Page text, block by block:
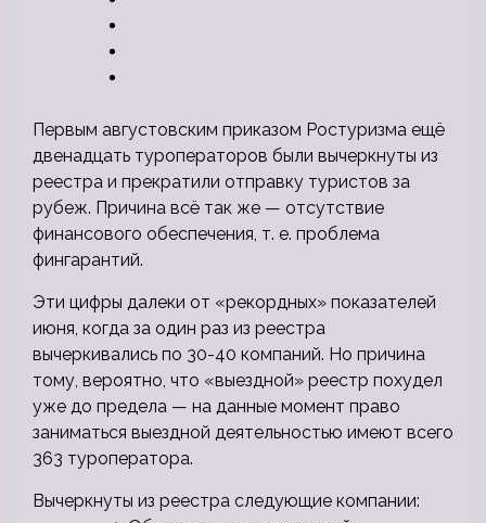
Первым августовским приказом Ростуризма ещё
двенадцать туроператоров были вычеркнуты из
реестра и прекратили отправку туристов за
рубеж. Причина всё так же — отсутствие
финансового обеспечения, т. е. проблема
фингарантий.
Эти цифры далеки от «рекордных» показателей
июня, когда за один раз из реестра
вычеркивались по 30-40 компаний. Но причина
тому, вероятно, что «выездной» реестр похудел
уже до предела — на данные момент право
заниматься выездной деятельностью имеют всего
363 туроператора.
Вычеркнуты из реестра следующие компании: